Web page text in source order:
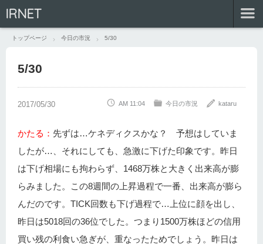
IRNET
トップページ 今日の市況 5/30
5/30
AM 11:04 今日の市況 kataru
かたる： 先ずは…ケネディクスかな？ 予想はしていま
したが…、それにしても、急激に下げた印象です。昨日
は下げ相場にも拘わらず、1468万株と大きく出来高が膨
らみました。この8週間の上昇過程で一番、出来高が膨ら
んだのです。TICK回数も下げ過程で…上位に顔を出し、
昨日は5018回の36位でした。つまり1500万株ほどの信用
買い残の利食い急ぎが、重なったためでしょう。昨日は